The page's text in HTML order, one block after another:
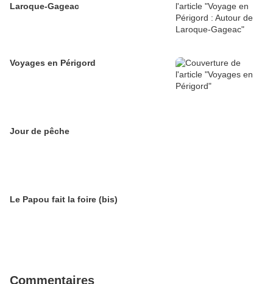
Laroque-Gageac
Voyages en Périgord
Jour de pêche
Le Papou fait la foire (bis)
Commentaires